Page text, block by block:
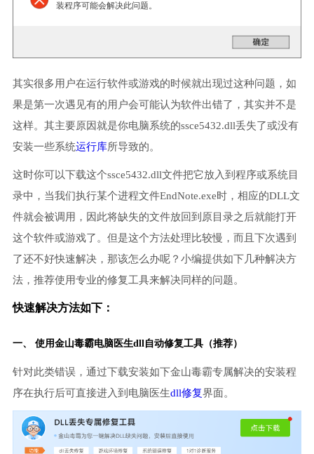
装程序可能会解决此问题。
其实很多用户在运行软件或游戏的时候就出现过这种问题，如
果是第一次遇见有的用户会可能认为软件出错了，其实并不是
这样。其主要原因就是你电脑系统的ssce5432.dll丢失了或没有
安装一些系统运行库所导致的。
这时你可以下载这个ssce5432.dll文件把它放入到程序或系统目
录中，当我们执行某个进程文件EndNote.exe时，相应的DLL文
件就会被调用，因此将缺失的文件放回到原目录之后就能打开
这个软件或游戏了。但是这个方法处理比较慢，而且下次遇到
了还不好快速解决，那该怎么办呢？小编提供如下几种解决方
法，推荐使用专业的修复工具来解决同样的问题。
快速解决方法如下：
一、 使用金山毒霸电脑医生dll自动修复工具（推荐）
针对此类错误，通过下载安装如下金山毒霸专属解决的安装程
序在执行后可直接进入到电脑医生dll修复界面。